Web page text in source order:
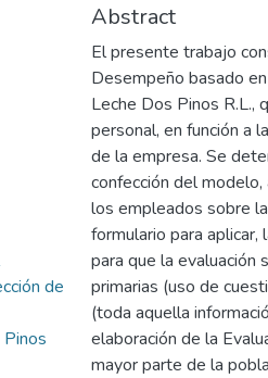
de
Abstract
El presente trabajo
Desempeño basado
Leche Dos Pinos R.L.,
personal, en función a
de la empresa. Se
confección del
los empleados sobre
formulario para
para que la evaluación
primarias (uso de
(toda aquella
elaboración de la
mayor parte de la